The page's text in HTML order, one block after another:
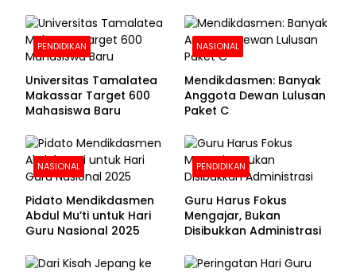
PENDIDIKAN
Universitas Tamalatea
Makassar Target 600
Mahasiswa Baru
NASIONAL
Mendikdasmen: Banyak
Anggota Dewan Lulusan
Paket C
NASIONAL
Pidato Mendikdasmen
Abdul Mu’ti untuk Hari
Guru Nasional 2025
PENDIDIKAN
Guru Harus Fokus
Mengajar, Bukan
Disibukkan Administrasi